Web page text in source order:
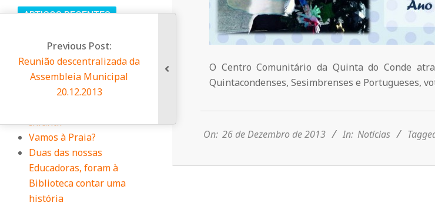
i
t
á
r
i
o
O Centro Comunitário da Quinta do Conde
Quintacondenses, Sesimbrenses e Portugueses,
26
On: 26 de Dezembro de 2013 In: Notícias
ARTIGOS RECENTES
Oferta Emprego – Animador
Cultural
Centro das Maravilhas
Voltou a Encantar!
Infantil
Vamos à Praia?
Duas das nossas
Educadoras, foram à
Biblioteca contar uma
história
Previous Post:
descentralizada da
Assembleia Municipal
20.12.2013